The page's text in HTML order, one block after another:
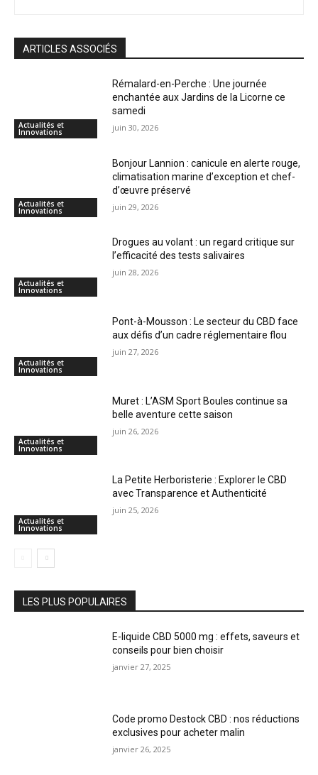
ARTICLES ASSOCIÉS
Actualités et
Innovations
Rémalard-en-Perche : Une journée
enchantée aux Jardins de la Licorne ce
samedi
juin 30, 2026
Actualités et
Innovations
Bonjour Lannion : canicule en alerte rouge,
climatisation marine d’exception et chef-
d’œuvre préservé
juin 29, 2026
Actualités et
Innovations
Drogues au volant : un regard critique sur
l’efficacité des tests salivaires
juin 28, 2026
Actualités et
Innovations
Pont-à-Mousson : Le secteur du CBD face
aux défis d’un cadre réglementaire flou
juin 27, 2026
Actualités et
Innovations
Muret : L’ASM Sport Boules continue sa
belle aventure cette saison
juin 26, 2026
Actualités et
Innovations
La Petite Herboristerie : Explorer le CBD
avec Transparence et Authenticité
juin 25, 2026
LES PLUS POPULAIRES
E-liquide CBD 5000 mg : effets, saveurs et
conseils pour bien choisir
janvier 27, 2025
Code promo Destock CBD : nos réductions
exclusives pour acheter malin
janvier 26, 2025